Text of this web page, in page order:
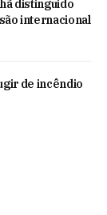
distinguido
internacional
de incêndio